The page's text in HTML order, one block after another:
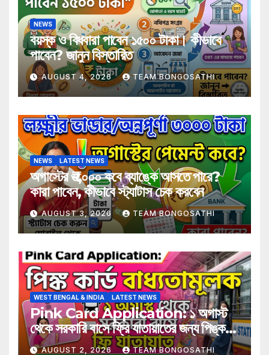
NEWS
বয়স্ক ও বিধবারা পাবেন ১৫০০ টাকা। কীভাবে
পাবেন? জানুন বিস্তারিত
AUGUST 4, 2026 TEAM BONGOSATHI
NEWS LATEST NEWS
অগাস্টের ₹৩,০০০ কবে ব্যাঙ্কে আসতে পারে?
কারা পাবেন, কীভাবে স্ট্যাটাস চেক করবেন
AUGUST 3, 2026 TEAM BONGOSATHI
WEST BENGAL & INDIA LATEST NEWS
Pink Card Application: ১ অগাস্ট
থেকে সরকারি বাসে ফ্রি যাতায়াতের জন্য পিঙ্ক
কার্ড বাধ্যতামূলক? আবেদন করুন এখনই
AUGUST 2, 2026 TEAM BONGOSATHI